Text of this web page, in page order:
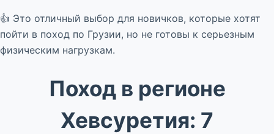
👍 Это отличный выбор для новичков, которые хотят
пойти в поход по Грузии, но не готовы к серьезным
физическим нагрузкам.
Поход в регионе
Хевсуретия: 7